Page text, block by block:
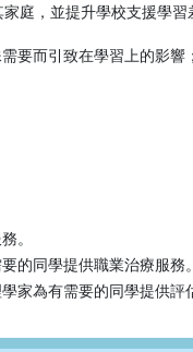
庭，並提升學校支援學習
要而引致在學習上的影響；
。
的同學提供職業治療服務。
家為有需要的同學提供評